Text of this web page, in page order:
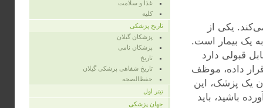
یکی از
یک بیمار است.
قبولی دارد
داده، موظف
یک پزشک، این
باشید، باید
غذا و سلامت
کلیه
تاریخ پزشکی
پزشکان گیلان
پزشکان نامی
تاریخ
تاریخ شفاهی پزشکی گیلان
حفظ‌الصحه
تیتر اول
جهان پزشکی